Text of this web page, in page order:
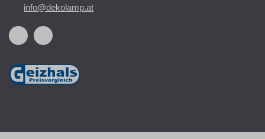
info@dekolamp.at